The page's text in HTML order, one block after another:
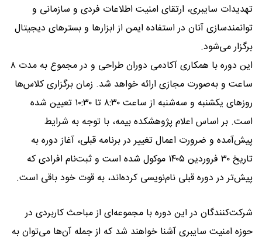
تهدیدات سایبری، ارتقای امنیت اطلاعات فردی و سازمانی و
توانمندسازی آنان در استفاده ایمن از ابزارها و بسترهای دیجیتال
برگزار می‌شود.
این دوره با همکاری آکادمی دوران طراحی و در مجموع به مدت ۸
ساعت و به‌صورت مجازی ارائه خواهد شد. زمان برگزاری کلاس‌ها
روزهای یکشنبه و سه‌شنبه از ساعت ۸:۳۰ تا ۱۰:۳۰ تعیین شده
است. بر اساس اعلام پژوهشکده بیمه، با توجه به شرایط
پیش‌آمده و ضرورت اعمال تغییر در برنامه قبلی، آغاز دوره به
تاریخ ۳۰ فروردین ۱۴۰۵ موکول شده است و ثبت‌نام افرادی که
پیش‌تر در دوره قبلی نام‌نویسی کرده‌اند، به قوت خود باقی است.
شرکت‌کنندگان در این دوره با مجموعه‌ای از مباحث کاربردی در
حوزه امنیت سایبری آشنا خواهند شد که از جمله آن‌ها می‌توان به